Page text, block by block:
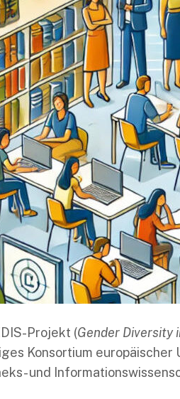
Projekt (Gender Diversity
Konsortium
und